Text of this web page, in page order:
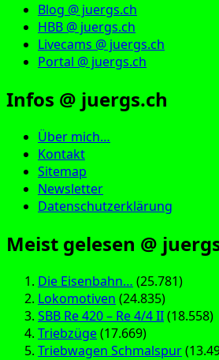
Blog @ juergs.ch
HBB @ juergs.ch
Livecams @ juergs.ch
Portal @ juergs.ch
Infos @ juergs.ch
Über mich…
Kontakt
Sitemap
Newsletter
Datenschutzerklärung
Meist gelesen @
Die Eisenbahn… (25.781)
Lokomotiven (24.835)
SBB Re 420 – Re 4/4 II(18.558)
Triebzüge(17.669)
Triebwagen Schmalspur